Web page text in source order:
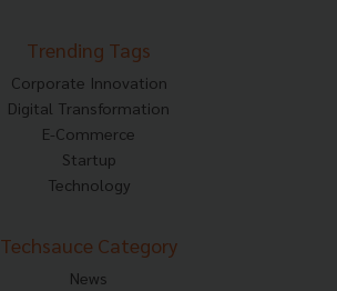
Trending Tags
Corporate Innovation
Digital Transformation
E-Commerce
Startup
Technology
Techsauce Category
News